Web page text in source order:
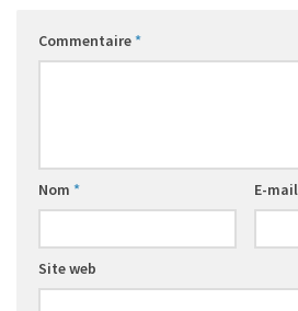
Commentaire*
Nom * E-mail
Site web